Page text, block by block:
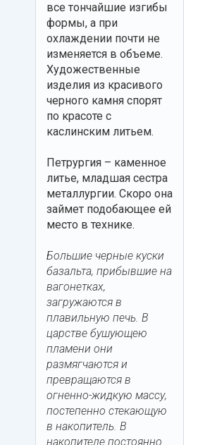
все тончайшие изгибы
формы, а при
охлаждении почти не
изменяется в объеме.
Художественные
изделия из красивого
черного камня спорят
по красоте с
каслинским литьем.
Петрургия – каменное
литье, младшая сестра
металлургии. Скоро она
займет подобающее ей
место в технике.
Большие черные куски
базальта, прибывшие на
вагонетках,
загружаются в
плавильную печь. В
царстве бушующею
пламени они
размягчаются и
превращаются в
огненно-жидкую массу,
постепенно стекающую
в накопитель. В
накопителе постоянно